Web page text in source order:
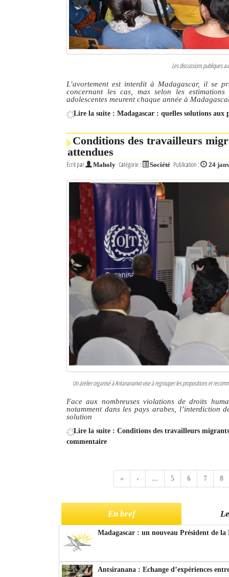
Les discussions publiques
L’avortement est interdit à Madagascar, il se
concernant les cas, mas selon les
adolescentes meurent chaque année à
Lire la suite : Madagascar : quelles solutions aux
Conditions des travailleurs
attendues
Écrit par Maholy Catégorie : Société Publication : 24
Un atelier organisé à Antananarivo vise à regrouper les propositions et
Face aux nombreuses violations de droits
notamment dans les pays arabes, l’interdiction
solution
Lire la suite : Conditions des travailleurs
commentaire
« ‹ ... 5 6 7 8
En bref
Madagascar : un nouveau Président de
Antsiranana : Echange d’expériences